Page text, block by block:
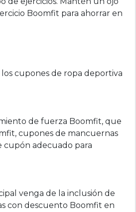
Boomfit para ahorrar en
cupones de ropa deportiva
de fuerza Boomfit, que
cupones de mancuernas
cupón adecuado para
venga de la inclusión de
con descuento Boomfit en